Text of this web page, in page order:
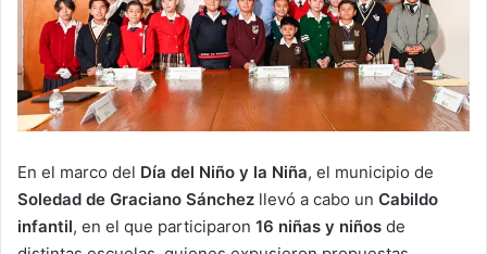
En el marco del Día del Niño y la Niña, el municipio de
Soledad de Graciano Sánchez llevó a cabo un Cabildo
infantil, en el que participaron 16 niñas y niños de